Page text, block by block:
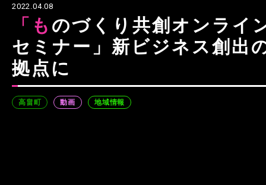
2022.04.08
「ものづくり共創オンライン
セミナー」新ビジネス創出
拠点に
高畠町 動画 地域情報